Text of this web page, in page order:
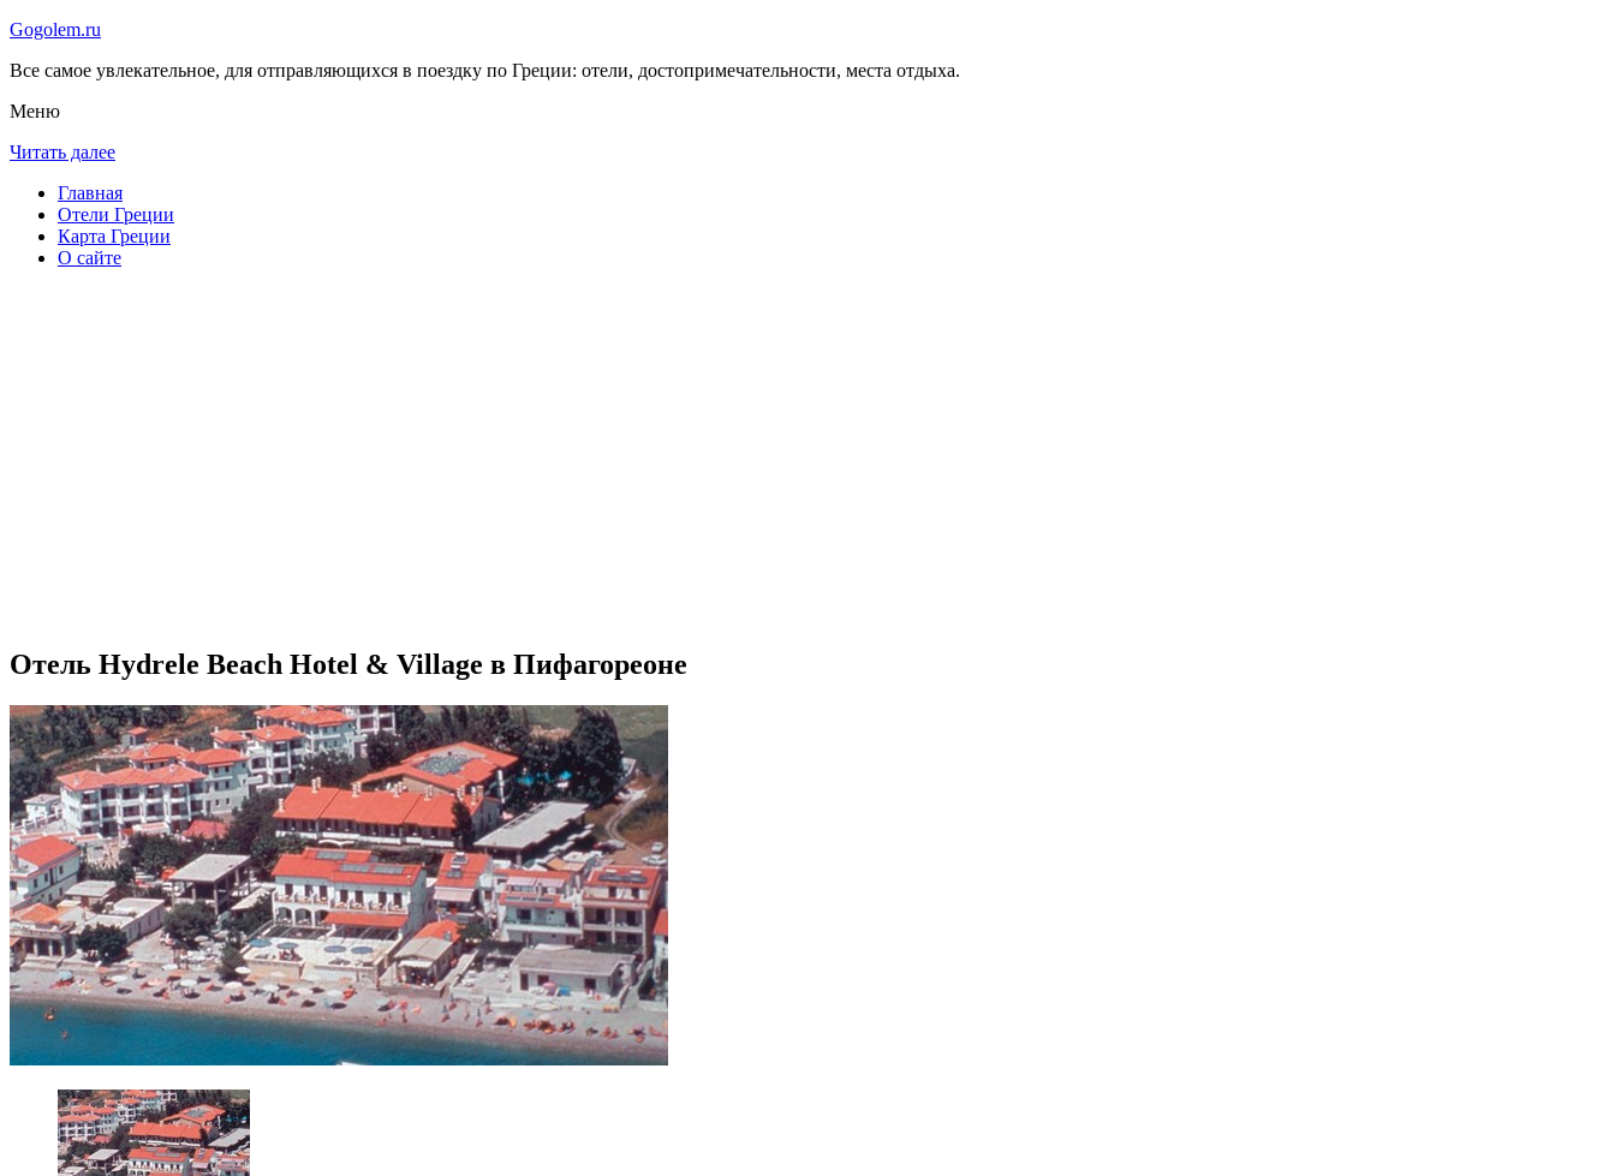
Gogolem.ru
Все самое увлекательное, для отправляющихся в поездку по Греции: отели, достопримечательности, места отдыха.
Меню
Читать далее
Главная
Отели Греции
Карта Греции
О сайте
Отель Hydrele Beach Hotel & Village в Пифагореоне